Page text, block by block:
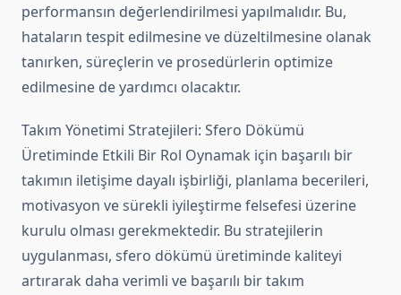
performansın değerlendirilmesi yapılmalıdır. Bu,
hataların tespit edilmesine ve düzeltilmesine olanak
tanırken, süreçlerin ve prosedürlerin optimize
edilmesine de yardımcı olacaktır.
Takım Yönetimi Stratejileri: Sfero Dökümü
Üretiminde Etkili Bir Rol Oynamak için başarılı bir
takımın iletişime dayalı işbirliği, planlama becerileri,
motivasyon ve sürekli iyileştirme felsefesi üzerine
kurulu olması gerekmektedir. Bu stratejilerin
uygulanması, sfero dökümü üretiminde kaliteyi
artırarak daha verimli ve başarılı bir takım